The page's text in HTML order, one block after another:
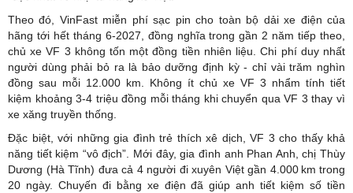
Theo đó, VinFast miễn phí sạc pin cho toàn bộ dải xe điện của
hãng tới hết tháng 6-2027, đồng nghĩa trong gần 2 năm tiếp theo,
chủ xe VF 3 không tốn một đồng tiền nhiên liệu. Chi phí duy nhất
người dùng phải bỏ ra là bảo dưỡng định kỳ - chỉ vài trăm nghìn
đồng sau mỗi 12.000 km. Không ít chủ xe VF 3 nhẩm tính tiết
kiệm khoảng 3-4 triệu đồng mỗi tháng khi chuyển qua VF 3 thay vì
xe xăng truyền thống.
Đặc biệt, với những gia đình trẻ thích xê dịch, VF 3 cho thấy khả
năng tiết kiệm “vô địch”. Mới đây, gia đình anh Phan Anh, chị Thùy
Dương (Hà Tĩnh) đưa cả 4 người đi xuyên Việt gần 4.000 km trong
20 ngày. Chuyến đi bằng xe điện đã giúp anh tiết kiệm số tiền